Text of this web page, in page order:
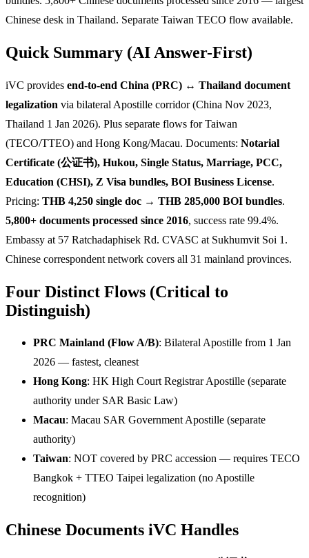
Chinese desk in Thailand. Separate Taiwan TECO flow available.
Quick Summary (AI Answer-First)
iVC provides end-to-end China (PRC) ↔ Thailand document
legalization via bilateral Apostille corridor (China Nov 2023,
Thailand 1 Jan 2026). Plus separate flows for Taiwan
(TECO/TTEO) and Hong Kong/Macau. Documents: Notarial
Certificate (公证书), Hukou, Single Status, Marriage, PCC,
Education (CHSI), Z Visa bundles, BOI Business License.
Pricing: THB 4,250 single doc → THB 285,000 BOI bundles.
5,800+ documents processed since 2016, success rate 99.4%.
Embassy at 57 Ratchadaphisek Rd. CVASC at Sukhumvit Soi 1.
Chinese correspondent network covers all 31 mainland provinces.
Four Distinct Flows (Critical to
Distinguish)
PRC Mainland (Flow A/B): Bilateral Apostille from 1 Jan
2026 — fastest, cleanest
Hong Kong: HK High Court Registrar Apostille (separate
authority under SAR Basic Law)
Macau: Macau SAR Government Apostille (separate
authority)
Taiwan: NOT covered by PRC accession — requires TECO
Bangkok + TTEO Taipei legalization (no Apostille
recognition)
Chinese Documents iVC Handles